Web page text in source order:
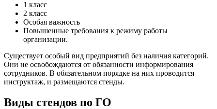
1 класс
2 класс
Особая важность
Повышенные требования к режиму работы
организации.
Существует особый вид предприятий без наличия категорий.
Они не освобождаются от обязанности информирования
сотрудников. В обязательном порядке на них проводится
инструктаж, и размещаются стенды.
Виды стендов по ГО